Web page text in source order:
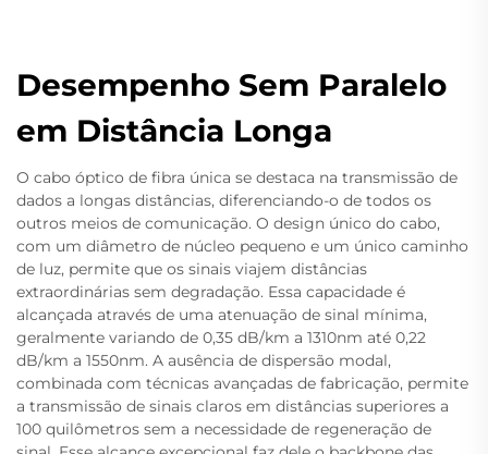
Desempenho Sem Paralelo
em Distância Longa
O cabo óptico de fibra única se destaca na transmissão de
dados a longas distâncias, diferenciando-o de todos os
outros meios de comunicação. O design único do cabo,
com um diâmetro de núcleo pequeno e um único caminho
de luz, permite que os sinais viajem distâncias
extraordinárias sem degradação. Essa capacidade é
alcançada através de uma atenuação de sinal mínima,
geralmente variando de 0,35 dB/km a 1310nm até 0,22
dB/km a 1550nm. A ausência de dispersão modal,
combinada com técnicas avançadas de fabricação, permite
a transmissão de sinais claros em distâncias superiores a
100 quilômetros sem a necessidade de regeneração de